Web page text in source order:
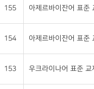
155 아제르바이잔어 표
154 아제르바이잔어 표
153 우크라이나어 표준